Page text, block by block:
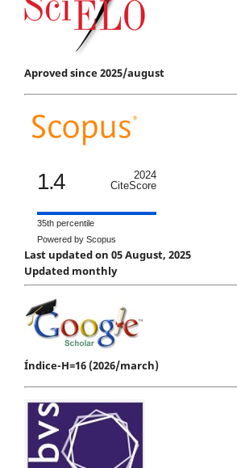
Aproved since 2025/august
1.4
2024
CiteScore
35th percentile
Powered by Scopus
Last updated on 05 August, 2025
Updated monthly
Índice-H=16 (2026/march)